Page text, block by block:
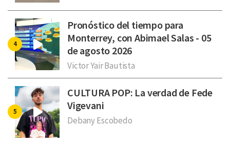
Pronóstico del tiempo para
Monterrey, con Abimael Salas - 05
de agosto 2026
Victor Yair Bautista
CULTURA POP: La verdad de Fede
Vigevani
Debany Escobedo